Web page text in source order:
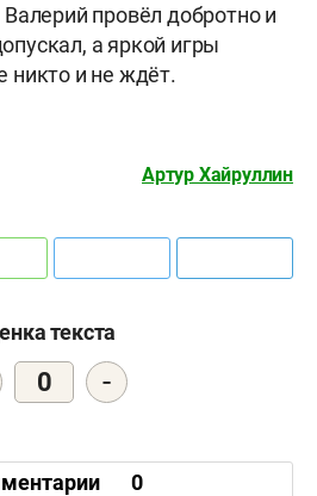
Валерий провёл добротно и
а яркой игры
никто и не ждёт.
Артур Хайруллин
текста
0 -
0